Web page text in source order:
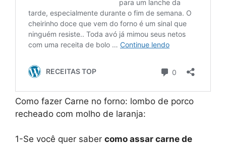
Como fazer Carne no forno: lombo de porco
recheado com molho de laranja:
1-Se você quer saber como assar carne de